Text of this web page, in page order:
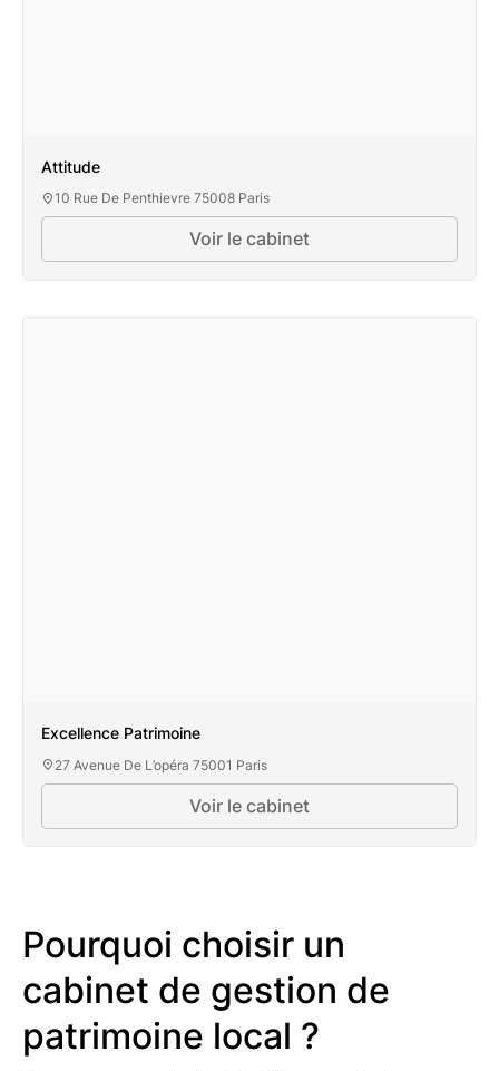
Attitude
10 Rue De Penthievre 75008 Paris
Voir le cabinet
Excellence Patrimoine
27 Avenue De L’opéra 75001 Paris
Voir le cabinet
Pourquoi choisir un
cabinet de gestion de
patrimoine local ?